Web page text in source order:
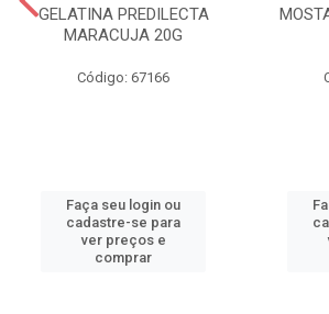
GELATINA PREDILECTA
MARACUJA 20G
Código: 67166
Faça seu login ou
cadastre-se para
ver preços e
comprar